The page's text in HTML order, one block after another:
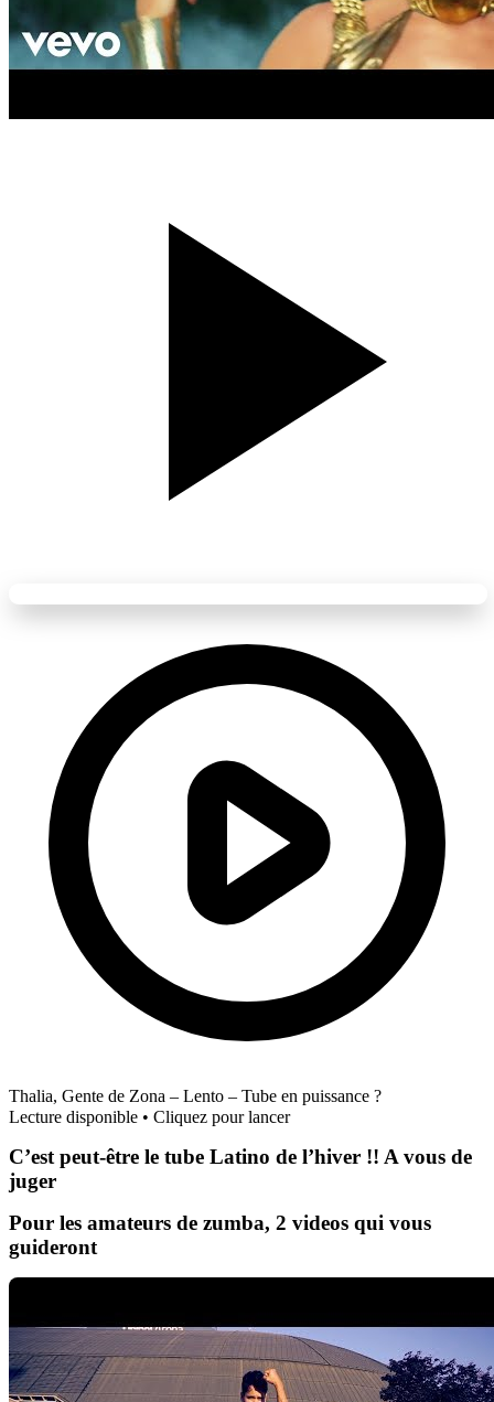
Thalia, Gente de Zona – Lento – Tube en puissance ?
Lecture disponible • Cliquez pour lancer
C’est peut-être le tube Latino de l’hiver !! A vous de
juger
Pour les amateurs de zumba, 2 videos qui vous
guideront